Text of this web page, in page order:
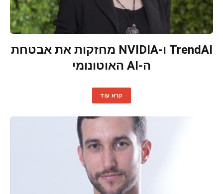
TrendAI ו-NVIDIA מחזקות את אבטחת
ה-AI האוטונומי
קרא עוד